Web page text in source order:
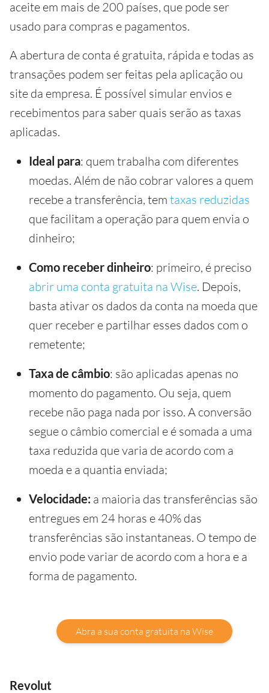
aceite em mais de 200 países, que pode ser
usado para compras e pagamentos.
A abertura de conta é gratuita, rápida e todas as
transações podem ser feitas pela aplicação ou
site da empresa. É possível simular envios e
recebimentos para saber quais serão as taxas
aplicadas.
Ideal para: quem trabalha com diferentes
moedas. Além de não cobrar valores a quem
recebe a transferência, tem taxas reduzidas
que facilitam a operação para quem envia o
dinheiro;
Como receber dinheiro: primeiro, é preciso
abrir uma conta gratuita na Wise. Depois,
basta ativar os dados da conta na moeda que
quer receber e partilhar esses dados com o
remetente;
Taxa de câmbio: são aplicadas apenas no
momento do pagamento. Ou seja, quem
recebe não paga nada por isso. A conversão
segue o câmbio comercial e é somada a uma
taxa reduzida que varia de acordo com a
moeda e a quantia enviada;
Velocidade: a maioria das transferências são
entregues em 24 horas e 40% das
transferências são instantaneas. O tempo de
envio pode variar de acordo com a hora e a
forma de pagamento.
Abra a sua conta gratuita na Wise
Revolut